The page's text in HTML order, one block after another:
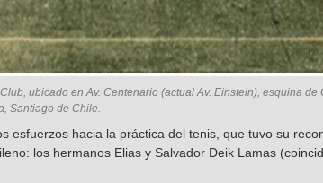
ubicado en Av. Centenario (actual Av. Einstein), esquina de
Santiago de Chile.
esfuerzos hacia la práctica del tenis, que tuvo su
los hermanos Elias y Salvador Deik Lamas